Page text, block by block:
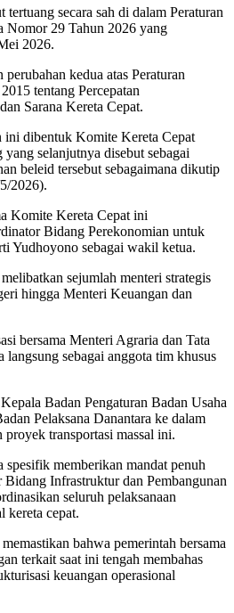
tertuang secara sah di dalam Peraturan
Nomor 29 Tahun 2026 yang
2026.
kedua atas Peraturan
tentang Percepatan
Sarana Kereta Cepat.
ini dibentuk Komite Kereta Cepat
selanjutnya disebut sebagai
beleid tersebut sebagaimana dikutip
2026).
Komite Kereta Cepat ini
Bidang Perekonomian untuk
Yudhoyono sebagai wakil ketua.
sejumlah menteri strategis
hingga Menteri Keuangan dan
bersama Menteri Agraria dan Tata
langsung sebagai anggota tim khusus
Badan Pengaturan Badan Usaha
Pelaksana Danantara ke dalam
transportasi massal ini.
spesifik memberikan mandat penuh
Infrastruktur dan Pembangunan
seluruh pelaksanaan
kereta cepat.
bahwa pemerintah bersama
terkait saat ini tengah membahas
keuangan operasional